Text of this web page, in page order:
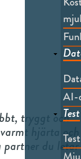
AI-
Test
tryggt och
hjärta och
du letar